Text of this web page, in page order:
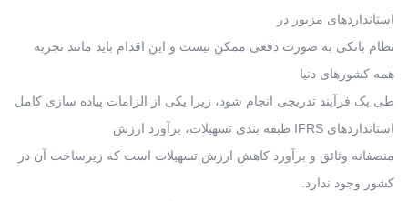
استانداردهای مزبور در
نظام بانکی به صورت دفعی ممکن نیست و این اقدام باید مانند تجربه
همه کشورهای دنیا
طی یک فرآیند تدریجی انجام شود، زیرا یکی از الزامات پیاده سازی کامل
استانداردهای IFRS طبقه بندی تسهیلات، برآورد ارزش
منصفانه وثائق و برآورد کاهش ارزش تسهیلات است که زیرساخت آن در
کشور وجود ندارد.